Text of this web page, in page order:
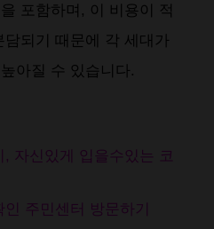
포함하며, 이 비용이 적
되기 때문에 각 세대가
아질 수 있습니다​​.
, 자신있게 입을수있는 코
주민센터 방문하기